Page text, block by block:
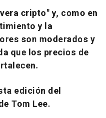
cripto" y, como en
y la
son moderados y
que los precios de
edición del
Tom Lee.